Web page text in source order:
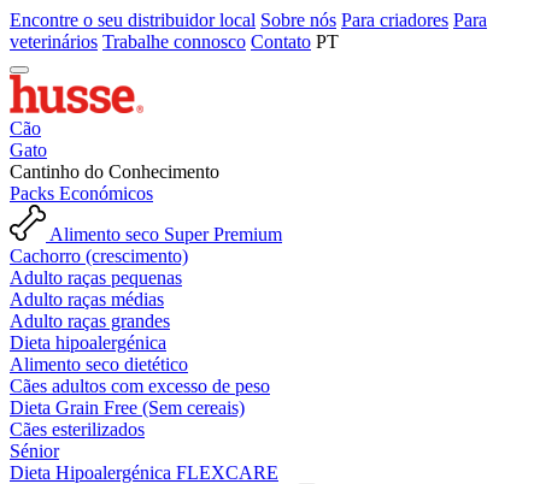
Encontre o seu distribuidor local Sobre nós Para criadores Para
veterinários Trabalhe connosco Contato PT
Cão
Gato
Cantinho do Conhecimento
Packs Económicos
Alimento seco Super Premium
Cachorro (crescimento)
Adulto raças pequenas
Adulto raças médias
Adulto raças grandes
Dieta hipoalergénica
Alimento seco dietético
Cães adultos com excesso de peso
Dieta Grain Free (Sem cereais)
Cães esterilizados
Sénior
Dieta Hipoalergénica FLEXCARE